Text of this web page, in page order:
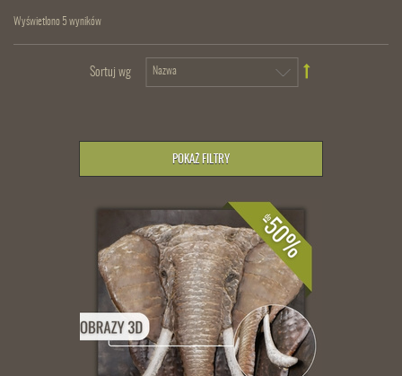
Wyświetlono 5 wyników
Sortuj wg
POKAŻ FILTRY